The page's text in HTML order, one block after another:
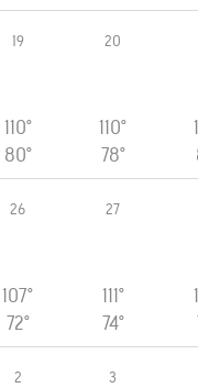
19
110°
80°
20
110°
78°
26
107°
72°
27
111°
74°
2 3